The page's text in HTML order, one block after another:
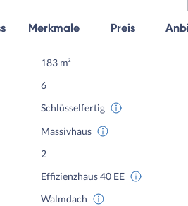
Merkmale Preis
183 m²
6
Schlüsselfertig
Massivhaus
2
Effizienzhaus 40 EE
Walmdach